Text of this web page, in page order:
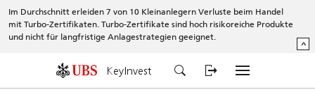
Im Durchschnitt erleiden 7 von 10 Kleinanlegern Verluste beim Handel
mit Turbo-Zertifikaten. Turbo-Zertifikate sind hoch risikoreiche Produkte
und nicht für langfristige Anlagestrategien geeignet.
^
KeyInvest